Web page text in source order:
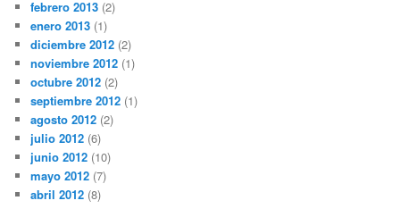
febrero 2013 (2)
enero 2013 (1)
diciembre 2012 (2)
noviembre 2012 (1)
octubre 2012 (2)
septiembre 2012 (1)
agosto 2012 (2)
julio 2012 (6)
junio 2012 (10)
mayo 2012 (7)
abril 2012 (8)